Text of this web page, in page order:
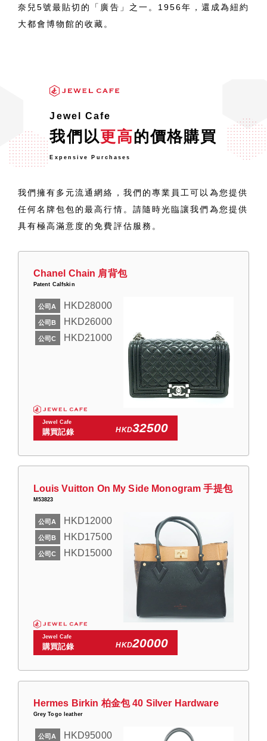
奈兒5號最貼切的「廣告」之一。1956年，還成為紐約
大都會博物館的收藏。
Jewel Cafe
我們以更高的價格購買
Expensive Purchases
我們擁有多元流通網絡，我們的專業員工可以為您提供
任何名牌包包的最高行情。請隨時光臨讓我們為您提供
具有極高滿意度的免費評估服務。
Chanel Chain 肩背包
Patent Calfskin
公司A HKD28000
公司B HKD26000
公司C HKD21000
Jewel Cafe
購買記錄 HKD32500
Louis Vuitton On My Side Monogram 手提包
M53823
公司A HKD12000
公司B HKD17500
公司C HKD15000
Jewel Cafe
購買記錄 HKD20000
Hermes Birkin 柏金包 40 Silver Hardware
Grey Togo leather
公司A HKD95000